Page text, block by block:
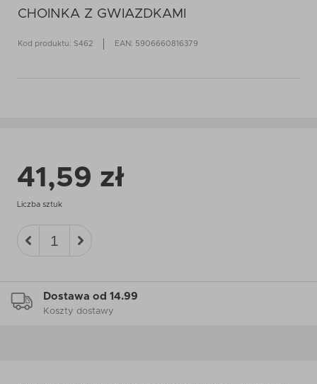
CHOINKA Z GWIAZDKAMI
Kod produktu: S462 EAN: 5906660816379
41,59 zł
Liczba sztuk
Dostawa od 14.99
Koszty dostawy